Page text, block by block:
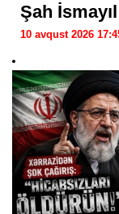
Şah
10 avqust 2026